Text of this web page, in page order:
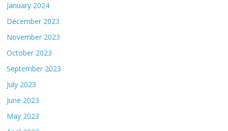
January 2024
December 2023
November 2023
October 2023
September 2023
July 2023
June 2023
May 2023